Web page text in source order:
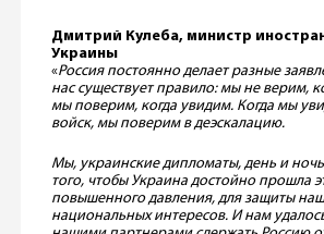
Дмитрий Кулеба, министр
Украины
«Россия постоянно делает разные
нас существует правило: мы не верим,
мы поверим, когда увидим. Когда мы
войск, мы поверим в деэскалацию.
Мы, украинские дипломаты, день и
того, чтобы Украина достойно прошла
повышенного давления, для защиты
национальных интересов. И нам